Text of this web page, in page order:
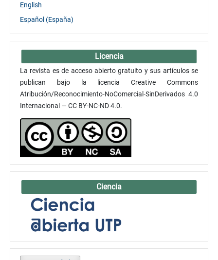
English
Español (España)
Licencia
La revista es de acceso abierto gratuito y sus artículos se
publican bajo la licencia Creative Commons
Atribución/Reconocimiento-NoComercial-SinDerivados 4.0
Internacional — CC BY-NC-ND 4.0.
Ciencia